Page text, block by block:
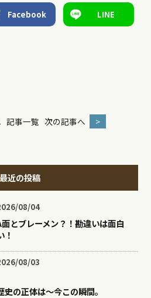
Facebook LINE
記事一覧 次の記事へ >
最近の投稿
08/04
とブレーメン？！勘違いは面白
！
08/03
史の正体は〜今この瞬間。